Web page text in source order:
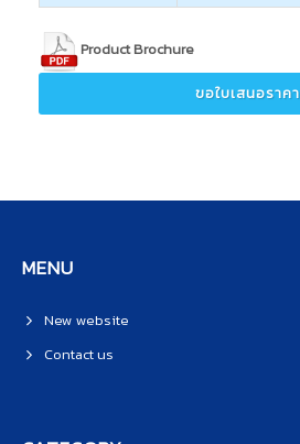
Product Brochure
ขอใบเสนอราคา
MENU
New website
Contact us